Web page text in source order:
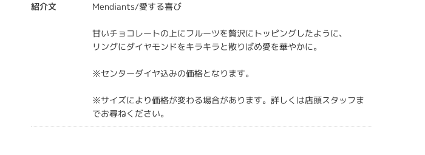
紹介文 Mendiants/愛する喜び
甘いチョコレートの上にフルーツを贅沢にトッピングしたように、
リングにダイヤモンドをキラキラと散りばめ愛を華やかに。
※センターダイヤ込みの価格となります。
※サイズにより価格が変わる場合があります。詳しくは店頭スタッフま
でお尋ねください。